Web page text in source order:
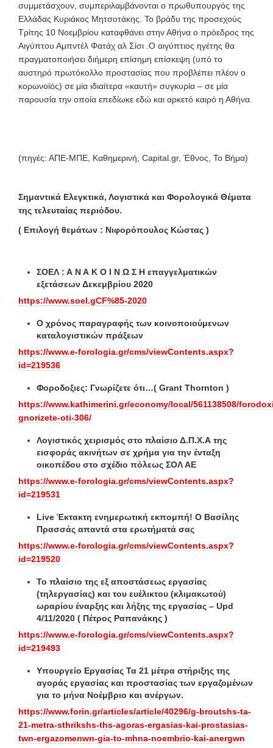
συμμετάσχουν, συμπεριλαμβάνονται ο πρωθυπουργός της
Ελλάδας Κυριάκος Μητσοτάκης. Το βράδυ της προσεχούς
Τρίτης 10 Νοεμβρίου καταφθάνει στην Αθήνα ο πρόεδρος της
Αιγύπτου Αμπντέλ Φατάχ αλ Σίσι .Ο αιγύπτιος ηγέτης θα
πραγματοποιήσει διήμερη επίσημη επίσκεψη (υπό το
αυστηρό πρωτόκολλο προστασίας που προβλέπει πλέον ο
κορωνοϊός) σε μία ιδιαίτερα «καυτή» συγκυρία – σε μία
παρουσία την οποία επεδίωκε εδώ και αρκετό καιρό η Αθήνα.
(πηγές: ΑΠΕ-ΜΠΕ, Καθημερινή, Capital.gr, Έθνος, Το Βήμα)
Σημαντικά Ελεγκτικά, Λογιστικά και Φορολογικά Θέματα
της τελευταίας περιόδου.
( Επιλογή θεμάτων : Νιφορόπουλος Κώστας )
ΣΟΕΛ : Α Ν Α Κ Ο Ι Ν Ω Σ Η επαγγελματικών
εξετάσεων Δεκεμβρίου 2020
https://www.soel.gCF%85-2020
Ο χρόνος παραγραφής των κοινοποιούμενων
καταλογιστικών πράξεων
https://www.e-forologia.gr/cms/viewContents.aspx?
id=219536
Φοροδοξιες: Γνωρίζετε ότι…( Grant Thornton )
https://www.kathimerini.gr/economy/local/561138508/
gnorizete-oti-306/
Λογιστικός χειρισμός στο πλαίσιο Δ.Π.Χ.Α της
εισφοράς ακινήτων σε χρήμα για την ένταξη
οικοπέδου στο σχέδιο πόλεως ΣΟΛ ΑΕ
https://www.e-forologia.gr/cms/viewContents.aspx?
id=219531
Live Έκτακτη ενημερωτική εκπομπή! Ο Βασίλης
Πρασσάς απαντά στα ερωτήματά σας
https://www.e-forologia.gr/cms/viewContents.aspx?
id=219520
Το πλαίσιο της εξ αποστάσεως εργασίας
(τηλεργασίας) και του ευέλικτου (κλιμακωτού)
ωραρίου έναρξης και λήξης της εργασίας – Upd
4/11/2020 ( Πέτρος Ραπανάκης )
https://www.e-forologia.gr/cms/viewContents.aspx?
id=219493
Υπουργείο Εργασίας Τα 21 μέτρα στήριξης της
αγοράς εργασίας και προστασίας των εργαζομένων
για το μήνα Νοέμβριο και ανέργων.
https://www.forin.gr/articles/article/40296/g-broutshs-ta-
21-metra-sthrikshs-ths-agoras-ergasias-kai-prostasias-
twn-ergazomenwn-gia-to-mhna-noembrio-kai-anergwn